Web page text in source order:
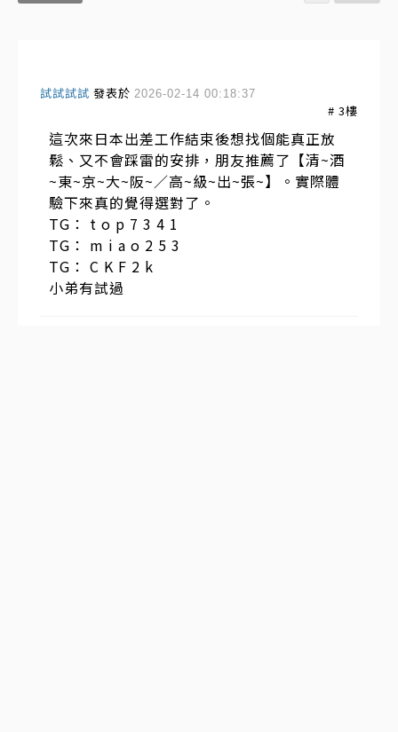
試試試試 發表於 2026-02-14 00:18:37
# 3樓
這次來日本出差工作結束後想找個能真正放
鬆、又不會踩雷的安排，朋友推薦了【清~酒
~東~京~大~阪~／高~級~出~張~】。實際體
驗下來真的覺得選對了。
TG： t o p 7 3 4 1
TG： m i a o 2 5 3
TG： C K F 2 k
小弟有試過